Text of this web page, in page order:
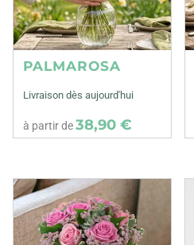
PALMAROSA
Livraison dès aujourd'hui
à partir de38,90 €